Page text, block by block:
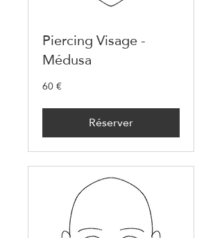
Piercing Visage -
Médusa
60
euros
60 €
Réserver